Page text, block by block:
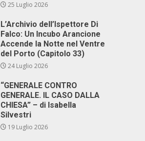
25 Luglio 2026
L’Archivio dell’Ispettore Di
Falco: Un Incubo Arancione
Accende la Notte nel Ventre
del Porto (Capitolo 33)
24 Luglio 2026
“GENERALE CONTRO
GENERALE. IL CASO DALLA
CHIESA” – di Isabella
Silvestri
19 Luglio 2026